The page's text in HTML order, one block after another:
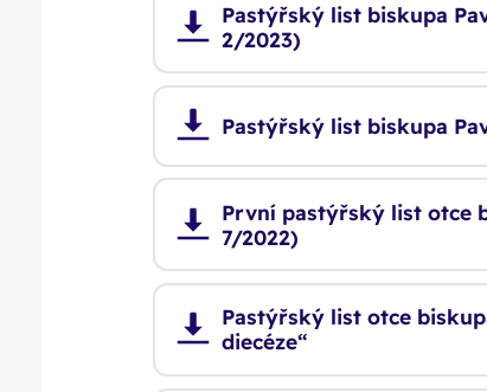
Pastýřský list biskupa
2/2023)
Pastýřský list biskupa
První pastýřský list otce
7/2022)
Pastýřský list otce
diecéze“